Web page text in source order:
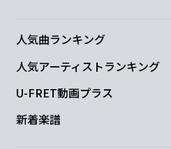
人気曲ランキング
人気アーティストランキング
U-FRET動画プラス
新着楽譜